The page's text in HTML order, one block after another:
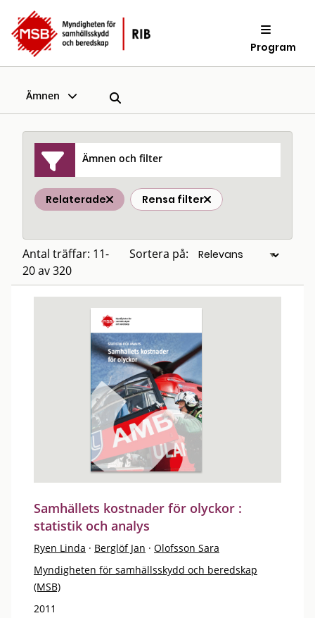
Program
Ämnen
Ämnen och filter
Relaterade Rensa filter
Antal träffar: 11-
20 av 320
Sortera på:
Samhällets kostnader för olyckor :
statistik och analys
Ryen Linda · Berglöf Jan · Olofsson Sara
Myndigheten för samhällsskydd och beredskap
(MSB)
2011